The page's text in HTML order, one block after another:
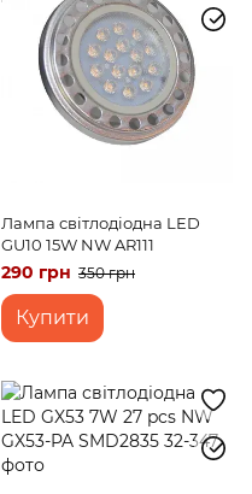
Лампа світлодіодна LED
GU10 15W NW AR111
290 грн 350 грн
Купити